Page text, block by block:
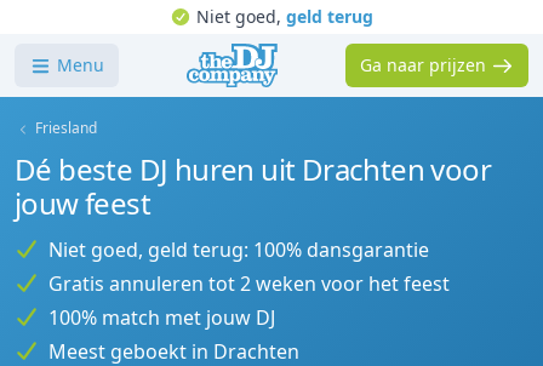
Niet goed, geld terug
Menu Ga naar prijzen
Friesland
Dé beste DJ huren uit Drachten voor
jouw feest
Niet goed, geld terug: 100% dansgarantie
Gratis annuleren tot 2 weken voor het feest
100% match met jouw DJ
Meest geboekt in Drachten